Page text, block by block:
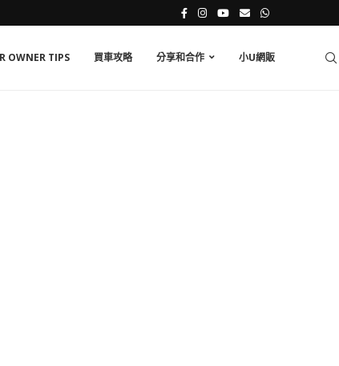
OWNER TIPS 買車攻略 分享和合作 小U網販